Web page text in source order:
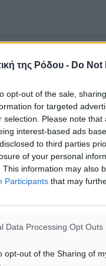
της Ρόδου - Do
opt-out of the sale,
for targeted
selection. Please note
interest-based ads
to third parties
of your personal
This information may also
Participants that may
Data Processing Opt Outs
opt-out of the Sharing of
#Τέλη
αναζήτησης
μας στο Google News ★ ↗